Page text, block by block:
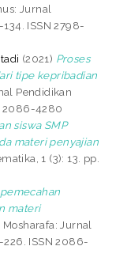
Jurnal
134. ISSN 2798-
(2021) Proses
tipe kepribadian
Pendidikan
2086-4280
siswa SMP
materi penyajian
1 (3): 13. pp.
materi
Mosharafa: Jurnal
226. ISSN 2086-